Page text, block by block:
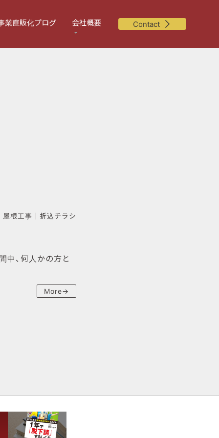
業直販化プログ 会社概要 Contact
屋根工事 ｜ 折込チラシ
中、何人かの方と
More→